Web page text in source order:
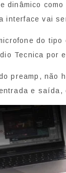
dinâmico
interface vai
do
Tecnica por
preamp,
e saída,